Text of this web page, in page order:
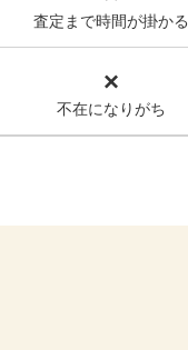
査定まで時間が掛かる
×
不在になりがち